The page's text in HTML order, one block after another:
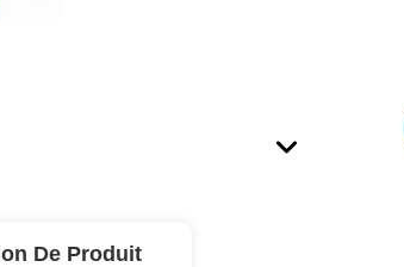
De Produit